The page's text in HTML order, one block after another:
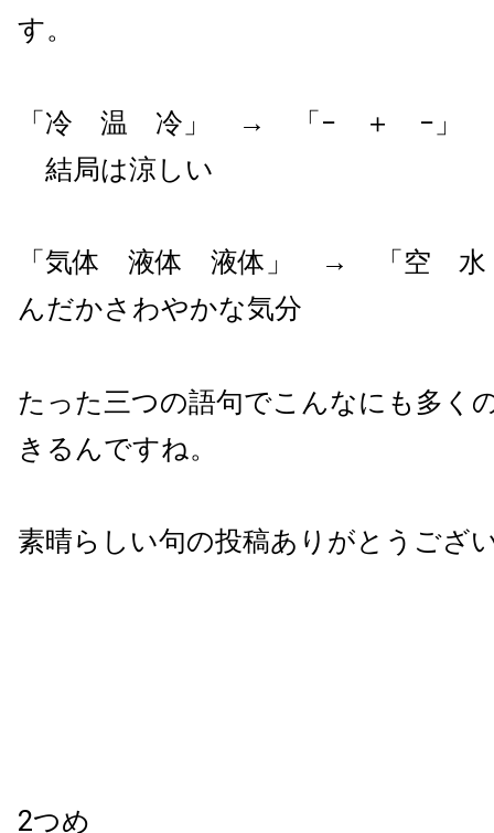
す。
「冷 温 冷」 → 「− ＋ −
結局は涼しい
「気体 液体 液体」 → 「空
んだかさわやかな気分
たった三つの語句でこんなにも多く
きるんですね。
素晴らしい句の投稿ありがとうござ
2つめ